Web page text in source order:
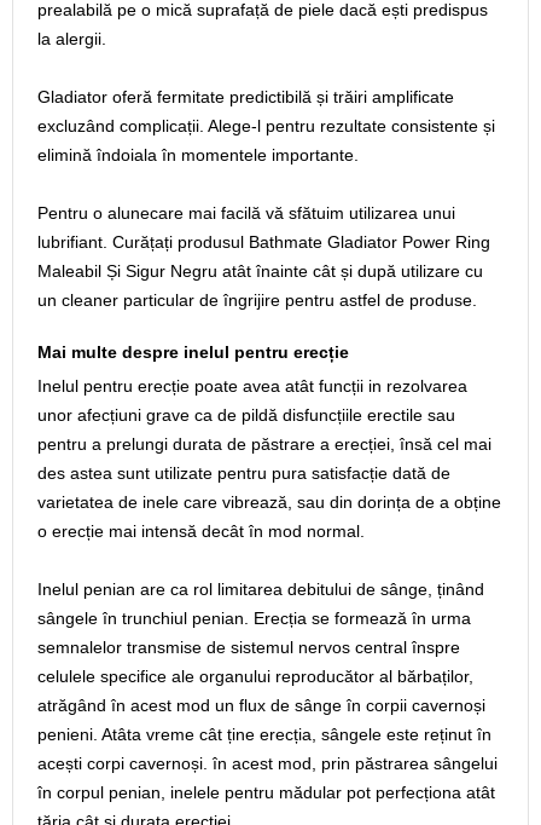
prealabilă pe o mică suprafață de piele dacă ești predispus
la alergii.
Gladiator oferă fermitate predictibilă și trăiri amplificate
excluzând complicații. Alege-l pentru rezultate consistente și
elimină îndoiala în momentele importante.
Pentru o alunecare mai facilă vă sfătuim utilizarea unui
lubrifiant. Curățați produsul Bathmate Gladiator Power Ring
Maleabil Și Sigur Negru atât înainte cât și după utilizare cu
un cleaner particular de îngrijire pentru astfel de produse.
Mai multe despre inelul pentru erecție
Inelul pentru erecție poate avea atât funcții in rezolvarea
unor afecțiuni grave ca de pildă disfuncțiile erectile sau
pentru a prelungi durata de păstrare a erecției, însă cel mai
des astea sunt utilizate pentru pura satisfacție dată de
varietatea de inele care vibrează, sau din dorința de a obține
o erecție mai intensă decât în mod normal.
Inelul penian are ca rol limitarea debitului de sânge, ținând
sângele în trunchiul penian. Erecția se formează în urma
semnalelor transmise de sistemul nervos central înspre
celulele specifice ale organului reproducător al bărbaților,
atrăgând în acest mod un flux de sânge în corpii cavernoși
penieni. Atâta vreme cât ține erecția, sângele este reținut în
acești corpi cavernoși. în acest mod, prin păstrarea sângelui
în corpul penian, inelele pentru mădular pot perfecționa atât